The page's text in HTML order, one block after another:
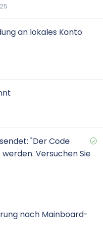
an lokales Konto
G
"Der Code
Versuchen Sie
nach Mainboard-